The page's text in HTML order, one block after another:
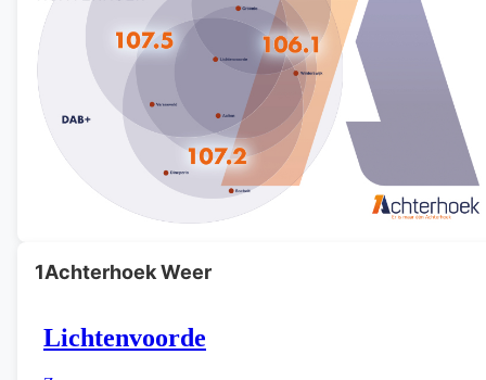
1Achterhoek Weer